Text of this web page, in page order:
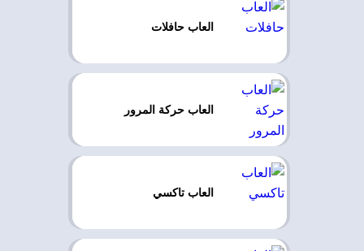
العاب حافلات
العاب حركة المرور
العاب تاكسي